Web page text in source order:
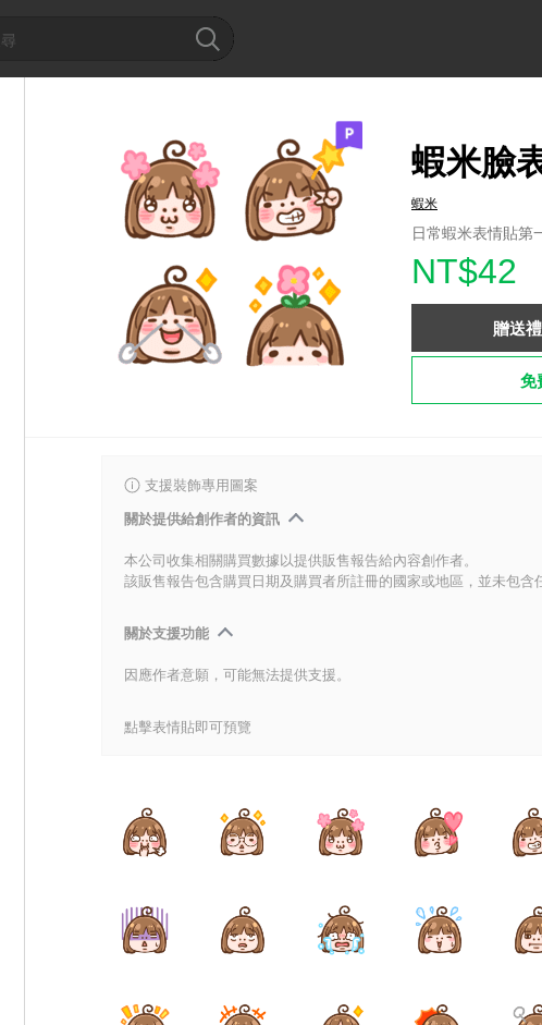
蝦米臉
蝦米
日常蝦米表情貼第
NT$42
贈送
免
支援裝飾專用圖案
關於提供給創作者的資訊
本公司收集相關購買數據以提供販售報告給內容創作者。
該販售報告包含購買日期及購買者所註冊的國家或地區，並未包含
關於支援功能
因應作者意願，可能無法提供支援。
點擊表情貼即可預覽